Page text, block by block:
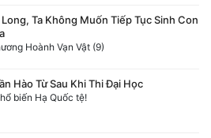
Ta Không Muốn Tiếp Tục Sinh Con
Hoành Vạn Vật (9)
Hào Từ Sau Khi Thi Đại Học
biến Hạ Quốc tệ!